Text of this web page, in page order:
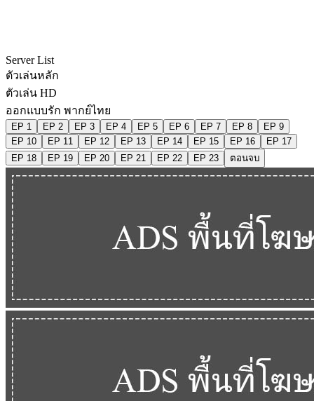
Server List
ตัวเล่นหลัก
ตัวเล่น HD
ออกแบบรัก พากย์ไทย
EP 1 EP 2 EP 3 EP 4 EP 5 EP 6 EP 7 EP 8
EP 9
EP 10
EP 11 EP 12 EP 13 EP 14 EP 15 EP 16
EP 17
EP 18
EP 19 EP 20 EP 21 EP 22 EP 23 ตอนจบ